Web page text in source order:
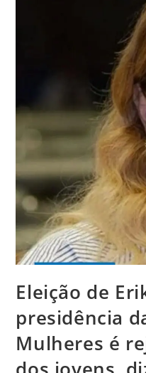
Eleição de
presidência
Mulheres é